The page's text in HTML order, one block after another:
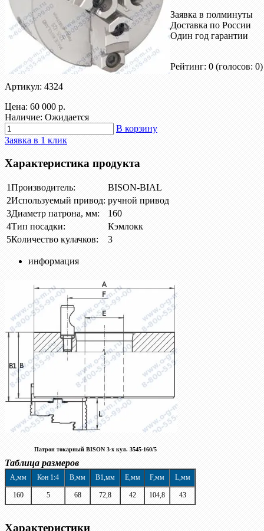
Заявка в полминуты
Доставка по России
Один год гарантии
Рейтинг: 0 (голосов: 0)
Артикул: 4324
Цена: 60 000 р.
Наличие: Ожидается
В корзину
Заявка в 1 клик
Характеристика продукта
1Производитель:
BISON-BIAL
2Используемый привод: ручной привод
3Диаметр патрона, мм:
160
4Тип посадки:
Кэмлокк
5Количество кулачков: 3
информация
Патрон токарный BISON 3-х кул. 3545-160/5
Таблица размеров
A,мм Кон 1:4 B,мм B1,мм E,мм F,мм L,мм
160 5 68 72,8 42 104,8 43
Характеристики